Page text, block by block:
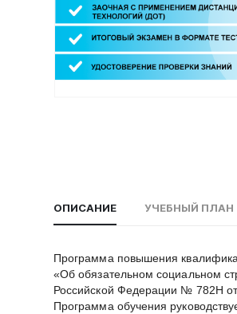
ОПИСАНИЕ УЧЕБНЫЙ ПЛАН
Программа повышения
«Об обязательном социальном
Российской Федерации № 782Н
Программа обучения